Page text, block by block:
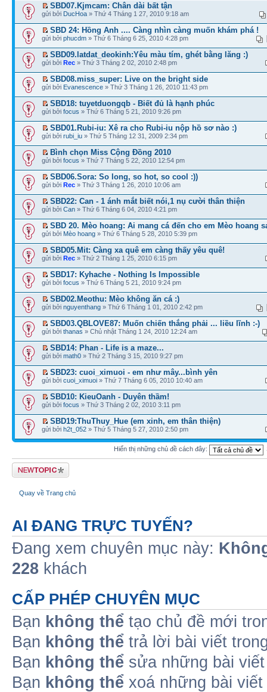
SBD07.Kjmcam: Chân dài bất tận
gửi bởi DucHoa » Thứ 4 Tháng 1 27, 2010 9:18 am
SBD 24: Hồng Anh .... Càng nhìn càng muốn khám phá !
gửi bởi phucdm » Thứ 6 Tháng 6 25, 2010 4:28 pm
SBD09.latdat_deokinh:Yêu màu tím, ghét bằng lăng :)
gửi bởi Rec » Thứ 3 Tháng 2 02, 2010 2:48 pm
SBD08.miss_super: Live on the bright side
gửi bởi Evanescence » Thứ 3 Tháng 1 26, 2010 11:43 pm
SBD18: tuyetduongqb - Biết đủ là hạnh phúc
gửi bởi focus » Thứ 6 Tháng 5 21, 2010 9:26 pm
SBD01.Rubi-iu: Xê ra cho Rubi-iu nộp hồ sơ nào :)
gửi bởi rubi_iu » Thứ 5 Tháng 12 31, 2009 2:34 pm
Bình chọn Miss Cộng Đồng 2010
gửi bởi focus » Thứ 7 Tháng 5 22, 2010 12:54 pm
SBD06.Sora: So long, so hot, so cool :))
gửi bởi Rec » Thứ 3 Tháng 1 26, 2010 10:06 am
SBD22: Can - 1 ánh mắt biết nói,1 nụ cười thân thiện
gửi bởi Can » Thứ 6 Tháng 6 04, 2010 4:21 pm
SBD 20. Mèo hoang: Ai mang cá đến cho em Mèo hoang
gửi bởi Mèo hoang » Thứ 6 Tháng 5 28, 2010 5:39 pm
SBD05.Mit: Càng xa quê em càng thấy yêu quê!
gửi bởi Rec » Thứ 2 Tháng 1 25, 2010 6:15 pm
SBD17: Kyhache - Nothing Is Impossible
gửi bởi focus » Thứ 6 Tháng 5 21, 2010 9:24 pm
SBD02.Meothu: Mèo không ăn cá :)
gửi bởi nguyenthang » Thứ 6 Tháng 1 01, 2010 2:42 pm
SBD03.QBLOVE87: Muốn chiến thắng phải ... liều lĩnh :-)
gửi bởi thanas » Chủ nhật Tháng 1 24, 2010 12:24 am
SBD14: Phan - Life is a maze...
gửi bởi math0 » Thứ 2 Tháng 3 15, 2010 9:27 pm
SBD23: cuoi_ximuoi - em như mây...bình yên
gửi bởi cuoi_ximuoi » Thứ 7 Tháng 6 05, 2010 10:40 am
SBD10: KieuOanh - Duyên thầm!
gửi bởi focus » Thứ 3 Tháng 2 02, 2010 3:11 pm
SBD19:ThuThuy_Hue (em xinh, em thân thiện)
gửi bởi h2t_052 » Thứ 5 Tháng 5 27, 2010 2:50 pm
Hiển thị những chủ đề cách đây:
Tạo chủ đề mới
Quay về Trang chủ
AI ĐANG TRỰC TUYẾN?
Đang xem chuyên mục này:
228 khách
CẤP PHÉP CHUYÊN MỤC
Bạn không thể tạo chủ đề mới
Bạn không thể trả lời bài viết
Bạn không thể sửa những bài
Bạn không thể xoá những bài